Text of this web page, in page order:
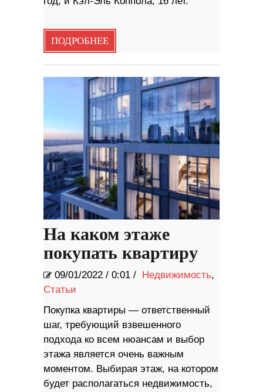
ПОДРОБНЕЕ
На каком этаже
покупать квартиру
09/01/2022 / 0:01 / Недвижимость,
Статьи
Покупка квартиры — ответственный
шаг, требующий взвешенного
подхода ко всем нюансам и выбор
этажа является очень важным
моментом. Выбирая этаж, на котором
будет располагаться недвижимость,